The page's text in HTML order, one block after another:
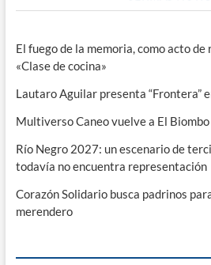
El fuego de la memoria, como acto de
«Clase de cocina»
Lautaro Aguilar presenta “Frontera”
Multiverso Caneo vuelve a El
Río Negro 2027: un escenario de
todavía no encuentra representación
Corazón Solidario busca padrinos
merendero